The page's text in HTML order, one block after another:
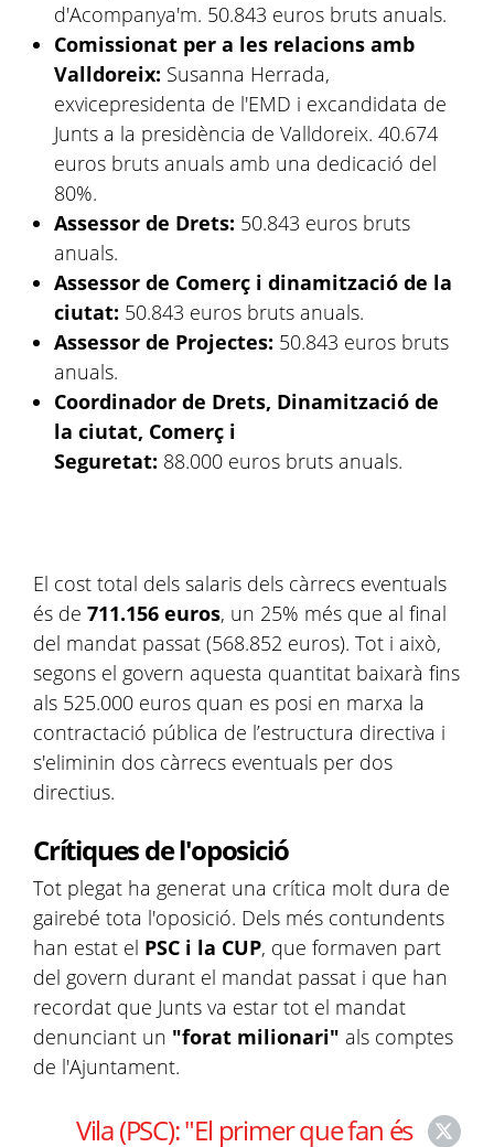
d'Acompanya'm. 50.843 euros bruts anuals.
Comissionat per a les relacions amb
Valldoreix: Susanna Herrada,
exvicepresidenta de l'EMD i excandidata de
Junts a la presidència de Valldoreix. 40.674
euros bruts anuals amb una dedicació del
80%.
Assessor de Drets: 50.843 euros bruts
anuals.
Assessor de Comerç i dinamització de la
ciutat: 50.843 euros bruts anuals.
Assessor de Projectes: 50.843 euros bruts
anuals.
Coordinador de Drets, Dinamització de
la ciutat, Comerç i
Seguretat: 88.000 euros bruts anuals.
El cost total dels salaris dels càrrecs eventuals
és de 711.156 euros, un 25% més que al final
del mandat passat (568.852 euros). Tot i això,
segons el govern aquesta quantitat baixarà fins
als 525.000 euros quan es posi en marxa la
contractació pública de l’estructura directiva i
s'eliminin dos càrrecs eventuals per dos
directius.
Crítiques de l'oposició
Tot plegat ha generat una crítica molt dura de
gairebé tota l'oposició. Dels més contundents
han estat el PSC i la CUP, que formaven part
del govern durant el mandat passat i que han
recordat que Junts va estar tot el mandat
denunciant un "forat milionari" als comptes
de l'Ajuntament.
Vila (PSC): "El primer que fan és